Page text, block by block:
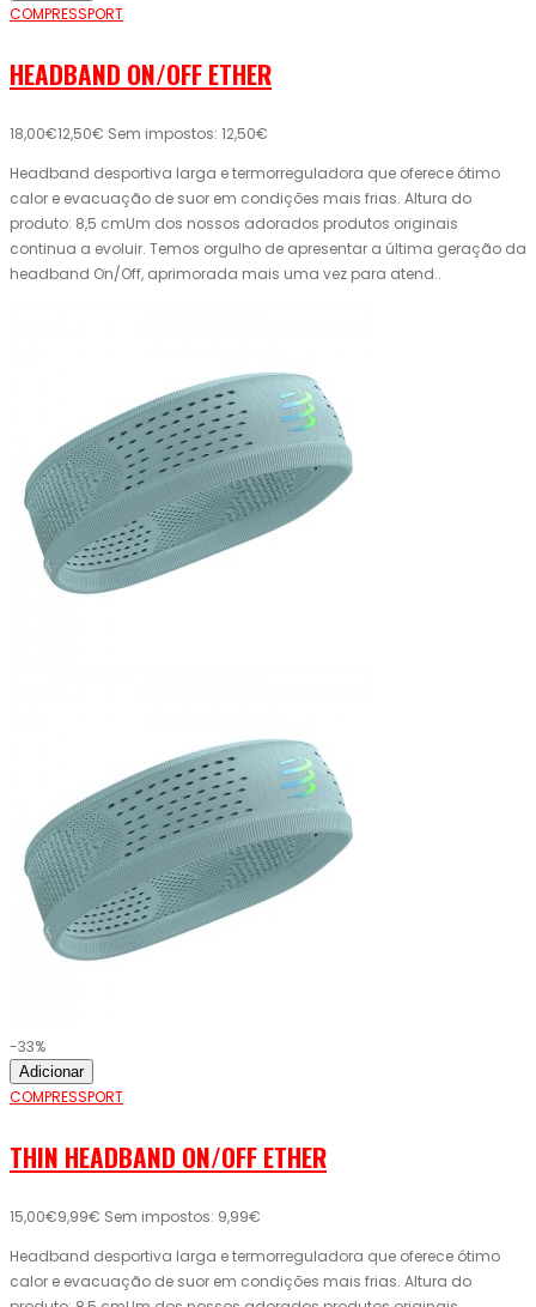
COMPRESSPORT
HEADBAND ON/OFF ETHER
18,00€12,50€ Sem impostos: 12,50€
Headband desportiva larga e termorreguladora que oferece ótimo
calor e evacuação de suor em condições mais frias. Altura do
produto: 8,5 cmUm dos nossos adorados produtos originais
continua a evoluir. Temos orgulho de apresentar a última geração da
headband On/Off, aprimorada mais uma vez para atend..
-33%
Adicionar
COMPRESSPORT
THIN HEADBAND ON/OFF ETHER
15,00€9,99€ Sem impostos: 9,99€
Headband desportiva larga e termorreguladora que oferece ótimo
calor e evacuação de suor em condições mais frias. Altura do